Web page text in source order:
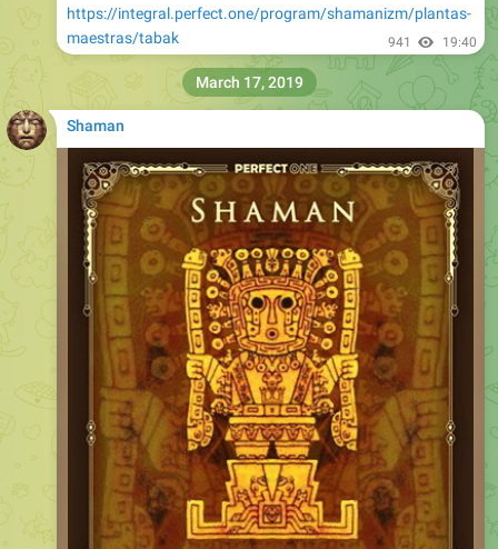
https://integral.perfect.one/program/shamanizm/plantas-
maestras/tabak
941 19:40
Shaman
March 17, 2019